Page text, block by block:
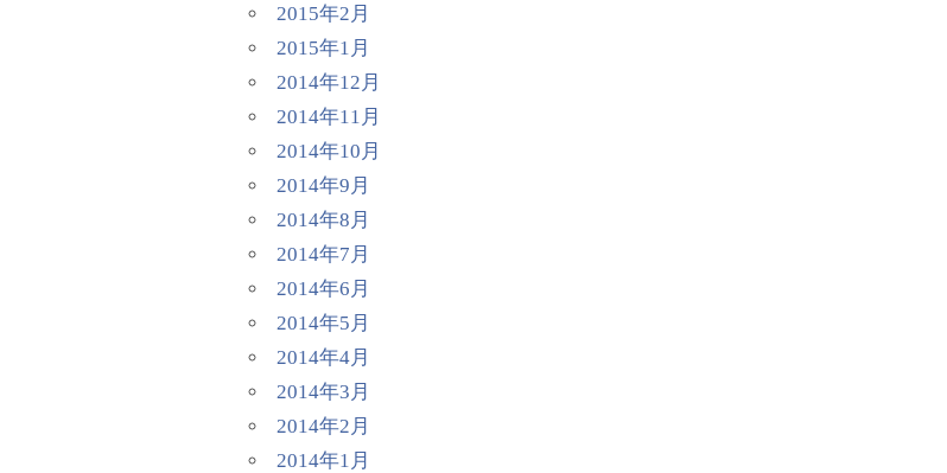
2015年2月
2015年1月
2014年12月
2014年11月
2014年10月
2014年9月
2014年8月
2014年7月
2014年6月
2014年5月
2014年4月
2014年3月
2014年2月
2014年1月